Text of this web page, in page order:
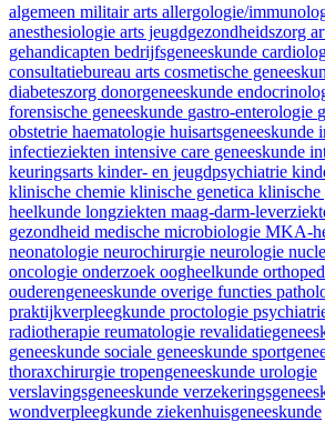
algemeen militair arts allergologie/
anesthesiologie arts jeugdgezondheidszorg
gehandicapten bedrijfsgeneeskunde
consultatiebureau arts cosmetische
diabeteszorg donorgeneeskunde
forensische geneeskunde gastro-enterologie
obstetrie haematologie huisartsgeneeskunde
infectieziekten intensive care geneeskunde
keuringsarts kinder- en jeugdpsychiatrie
klinische chemie klinische genetica klinische
heelkunde longziekten maag-darm-
gezondheid medische microbiologie MKA-
neonatologie neurochirurgie neurologie
oncologie onderzoek oogheelkunde
ouderengeneeskunde overige functies
praktijkverpleegkunde proctologie
radiotherapie reumatologie
geneeskunde sociale geneeskunde
thoraxchirurgie tropengeneeskunde urologie
verslavingsgeneeskunde
wondverpleegkunde ziekenhuisgeneeskunde